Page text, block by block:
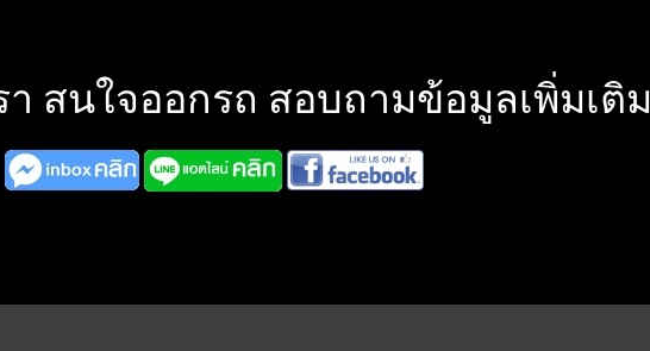
สนใจออกรถ สอบถามข้อมูลเพิ่มเติม